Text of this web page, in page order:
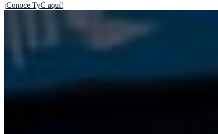
¡Conoce TyC aquí!